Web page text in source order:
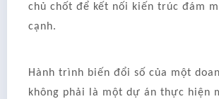
chủ chốt để kết nối kiến trúc đám
cạnh.
Hành trình biến đổi số của một
không phải là một dự án thực hiện